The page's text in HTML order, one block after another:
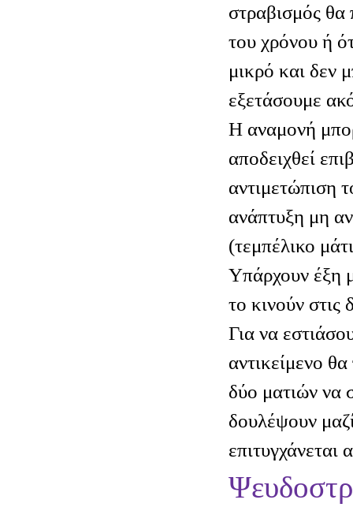
στραβισμός θα
του χρόνου ή
μικρό και δεν
εξετάσουμε
Η αναμονή
αποδειχθεί
αντιμετώπιση
ανάπτυξη μη
(τεμπέλικο
Υπάρχουν έξη
το κινούν στις
Για να
αντικείμενο
δύο ματιών να
δουλέψουν